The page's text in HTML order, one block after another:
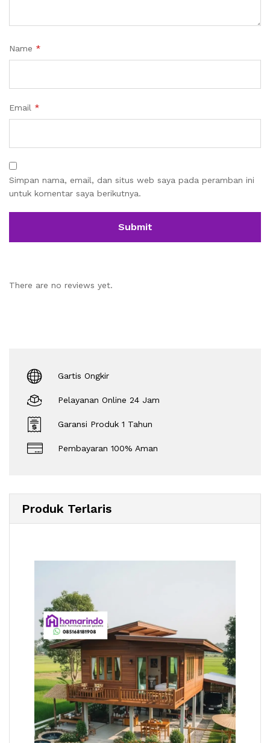
Name *
Email *
Simpan nama, email, dan situs web saya pada peramban ini
untuk komentar saya berikutnya.
There are no reviews yet.
Gartis Ongkir
Pelayanan Online 24 Jam
Garansi Produk 1 Tahun
Pembayaran 100% Aman
Produk Terlaris